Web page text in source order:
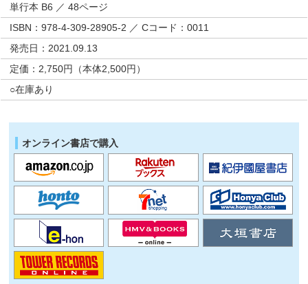
単行本 B6 ／ 48ページ
ISBN：978-4-309-28905-2 ／ Cコード：0011
発売日：2021.09.13
定価：2,750円（本体2,500円）
○在庫あり
オンライン書店で購入